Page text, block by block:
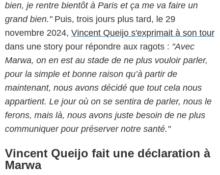
bien, je rentre bientôt à Paris et ça me va faire un
grand bien."Puis, trois jours plus tard, le 29
novembre 2024, Vincent Queijo s'exprimait à son tour
dans une story pour répondre aux ragots : "Avec
Marwa, on en est au stade de ne plus vouloir parler,
pour la simple et bonne raison qu’à partir de
maintenant, nous avons décidé que tout cela nous
appartient. Le jour où on se sentira de parler, nous le
ferons, mais là, nous avons juste besoin de ne plus
communiquer pour préserver notre santé."
Vincent Queijo fait une déclaration à
Marwa